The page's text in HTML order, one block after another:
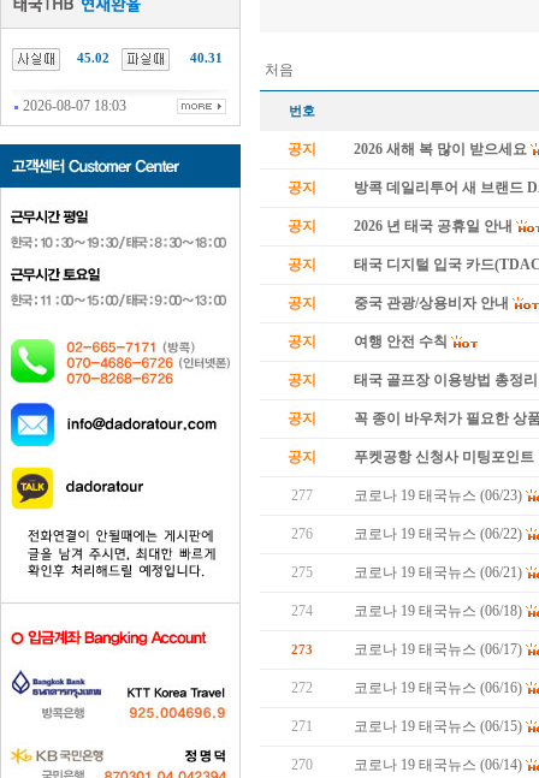
45.02 40.31
2026-08-07 18:03
처음
번호
공지 2026 새해 복 많이 받으세요
공지 방콕 데일리투어 새 브랜드
공지 2026 년 태국 공휴일 안내
공지 태국 디지털 입국 카드
공지 중국 관광/상용비자 안내
공지 여행 안전 수칙
공지 태국 골프장 이용방법 총정리
공지 꼭 종이 바우처가 필요한 상
공지 푸켓공항 신청사 미팅포인트
277 코로나 19 태국뉴스 (06/23)
276 코로나 19 태국뉴스 (06/22)
275 코로나 19 태국뉴스 (06/21)
274 코로나 19 태국뉴스 (06/18)
273 코로나 19 태국뉴스 (06/17)
272 코로나 19 태국뉴스 (06/16)
271 코로나 19 태국뉴스 (06/15)
270 코로나 19 태국뉴스 (06/14)